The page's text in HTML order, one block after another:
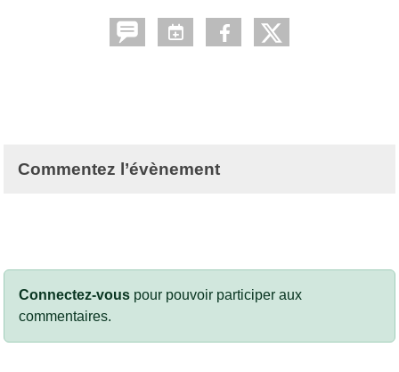
Commentez l’évènement
Connectez-vous pour pouvoir participer aux
commentaires.